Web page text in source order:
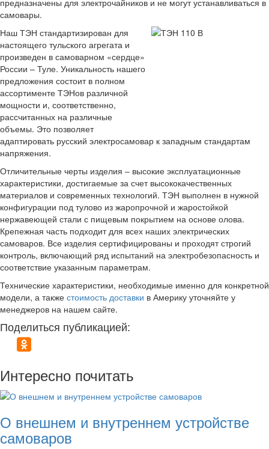
самовары.
Наш ТЭН стандартизирован для
настоящего тульского агрегата и
произведен в самоварном «сердце»
России – Туле. Уникальность нашего
предложения состоит в полном
ассортименте ТЭНов различной
мощности и, соответственно,
рассчитанных на различные
объемы. Это позволяет
адаптировать русский электросамовар к западным стандартам
напряжения.
Отличительные черты изделия ‒ высокие эксплуатационные
характеристики, достигаемые за счет высококачественных
материалов и современных технологий. ТЭН выполнен в нужной
конфигурации под тулово из жаропрочной и жаростойкой
нержавеющей стали с пищевым покрытием на основе олова.
Крепежная часть подходит для всех наших электрических
самоваров. Все изделия сертифицированы и проходят строгий
контроль, включающий ряд испытаний на электробезопасность и
соответствие указанным параметрам.
Технические характеристики, необходимые именно для конкретной
модели, а также стоимость доставки в Америку уточняйте у
менеджеров на нашем сайте.
Поделиться публикацией:
Интересно почитать
О внешнем и внутреннем устройстве
самоваров